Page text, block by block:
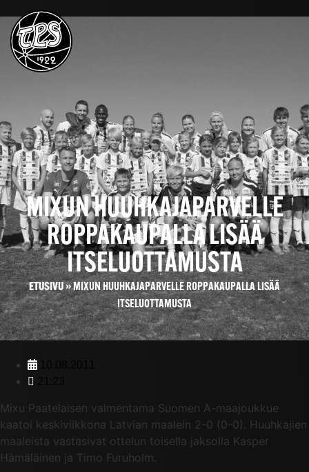
MIXUN HUUHKAJAPARVELLE
ROPPAKAUPALLA LISÄÄ
ITSELUOTTAMUSTA
ETUSIVU»MIXUN HUUHKAJAPARVELLE ROPPAKAUPALLA LISÄÄ
ITSELUOTTAMUSTA
Mixu Paatelaisen valmentama Suomen A-maajoukkue
kaatoi keskiviikkona Latvian maalein 2-0 (0-0). Huuhkajien
maaleista vastasivat ottelun toisella jaksolla Kasper
Hämäläinen ja Timo Furuholm.